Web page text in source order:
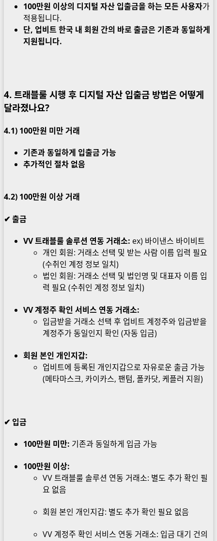
100만원 이상의 디지털 자산 입출금을 하는 모든 사용자가
적용됩니다.
단, 업비트 한국 내 회원 간의 바로 출금은 기존과 동일하게
지원됩니다.
4. 트래블룰 시행 후 디지털 자산 입출금 방법은 어떻게
달라졌나요?
4.1) 100만원 미만 거래
기존과 동일하게 입출금 가능
추가적인 절차 없음
4.2) 100만원 이상 거래
✔ 출금
VV 트래블룰 솔루션 연동 거래소: ex) 바이낸스 바이비트
개인 회원: 거래소 선택 및 받는 사람 이름 입력 필요
(수취인 계정 정보 일치)
법인 회원: 거래소 선택 및 법인명 및 대표자 이름 입
력 필요 (수취인 계정 정보 일치)
VV 계정주 확인 서비스 연동 거래소:
입금받을 거래소 선택 후 업비트 계정주와 입금받을
계정주가 동일인지 확인 (자동 입금)
회원 본인 개인지갑:
업비트에 등록된 개인지갑으로 자유로운 출금 가능
(메타마스크, 카이카스, 팬텀, 폴카닷, 케플러 지원)
✔ 입금
100만원 미만: 기존과 동일하게 입금 가능
100만원 이상:
VV 트래블룰 솔루션 연동 거래소: 별도 추가 확인 필
요 없음
회원 본인 개인지갑: 별도 추가 확인 필요 없음
VV 계정주 확인 서비스 연동 거래소: 입금 대기 건의